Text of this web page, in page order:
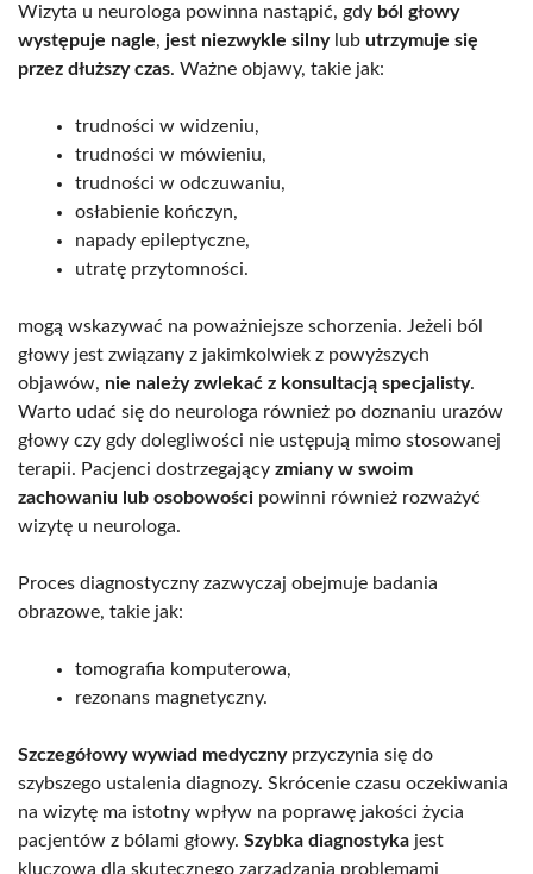
Wizyta u neurologa powinna nastąpić, gdy ból głowy
występuje nagle, jest niezwykle silnylub utrzymuje się
przez dłuższy czas. Ważne objawy, takie jak:
trudności w widzeniu,
trudności w mówieniu,
trudności w odczuwaniu,
osłabienie kończyn,
napady epileptyczne,
utratę przytomności.
mogą wskazywać na poważniejsze schorzenia. Jeżeli ból
głowy jest związany z jakimkolwiek z powyższych
objawów, nie należy zwlekać z konsultacją specjalisty.
Warto udać się do neurologa również po doznaniu urazów
głowy czy gdy dolegliwości nie ustępują mimo stosowanej
terapii. Pacjenci dostrzegający zmiany w swoim
zachowaniu lub osobowości powinni również rozważyć
wizytę u neurologa.
Proces diagnostyczny zazwyczaj obejmuje badania
obrazowe, takie jak:
tomografia komputerowa,
rezonans magnetyczny.
Szczegółowy wywiad medycznyprzyczynia się do
szybszego ustalenia diagnozy. Skrócenie czasu oczekiwania
na wizytę ma istotny wpływ na poprawę jakości życia
pacjentów z bólami głowy. Szybka diagnostyka jest
kluczowa dla skutecznego zarządzania problemami